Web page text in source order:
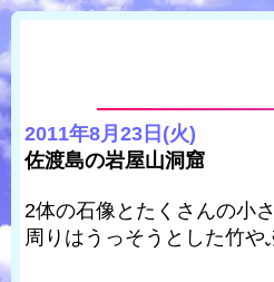
2011年8月23日(火)
佐渡島の岩屋山洞窟
2体の石像とたくさんの小
周りはうっそうとした竹や